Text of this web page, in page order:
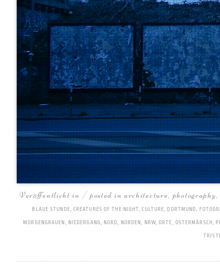
Veröffentlicht in / posted in architecture, photography
BLAUE STUNDE, CREATURES OF THE NIGHT,CULTURE, DORTMUND,
MORGENGRAUEN , NIEDERGANG, NORD, NORDEN, NRW,ORTE, OSTERMÄRSCH,